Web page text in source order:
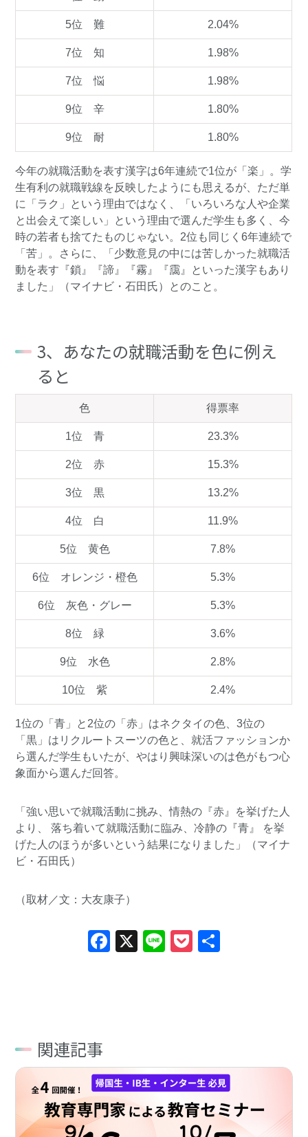
5位 難 2.04%
7位 知 1.98%
7位 悩 1.98%
9位 辛 1.80%
9位 耐 1.80%
今年の就職活動を表す漢字は6年連続で1位が「楽」。学
生有利の就職戦線を反映したようにも思えるが、ただ単
に「ラク」という理由ではなく、「いろいろな人や企業
と出会えて楽しい」という理由で選んだ学生も多く、今
時の若者も捨てたものじゃない。2位も同じく6年連続で
「苦」。さらに、「少数意見の中には苦しかった就職活
動を表す『鎖』『諦』『霧』『靄』といった漢字もあり
ました」（マイナビ・石田氏）とのこと。
3、あなたの就職活動を色に例え
ると
色 得票率
1位 青 23.3%
2位 赤 15.3%
3位 黒 13.2%
4位 白 11.9%
5位 黄色 7.8%
6位 オレンジ・橙色 5.3%
6位 灰色・グレー 5.3%
8位 緑 3.6%
9位 水色 2.8%
10位 紫 2.4%
1位の「青」と2位の「赤」はネクタイの色、3位の
「黒」はリクルートスーツの色と、就活ファッションか
ら選んだ学生もいたが、やはり興味深いのは色がもつ心
象面から選んだ回答。
「強い思いで就職活動に挑み、情熱の『赤』を挙げた人
より、 落ち着いて就職活動に臨み、冷静の『青』 を挙
げた人のほうが多いという結果になりました」（マイナ
ビ・石田氏）
（取材／文：大友康子）
Facebook
X LinePocket
関連記事